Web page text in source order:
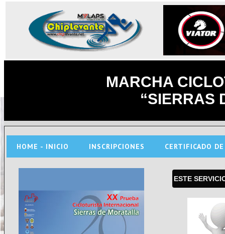
MARCHA
“SIERRAS
HOME - INICIO INSCRIPCIONES CERTIFICADO
ESTE